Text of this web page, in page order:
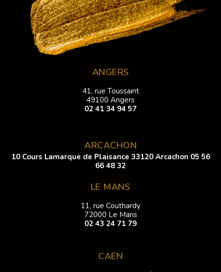
ANGERS
41, rue Toussaint
49100 Angers
02 41 34 94 57
ARCACHON
10 Cours Lamarque de Plaisance 33120 Arcachon 05 56
66 48 32
LE MANS
11, rue Couthardy
72000 Le Mans
02 43 24 71 79
CAEN